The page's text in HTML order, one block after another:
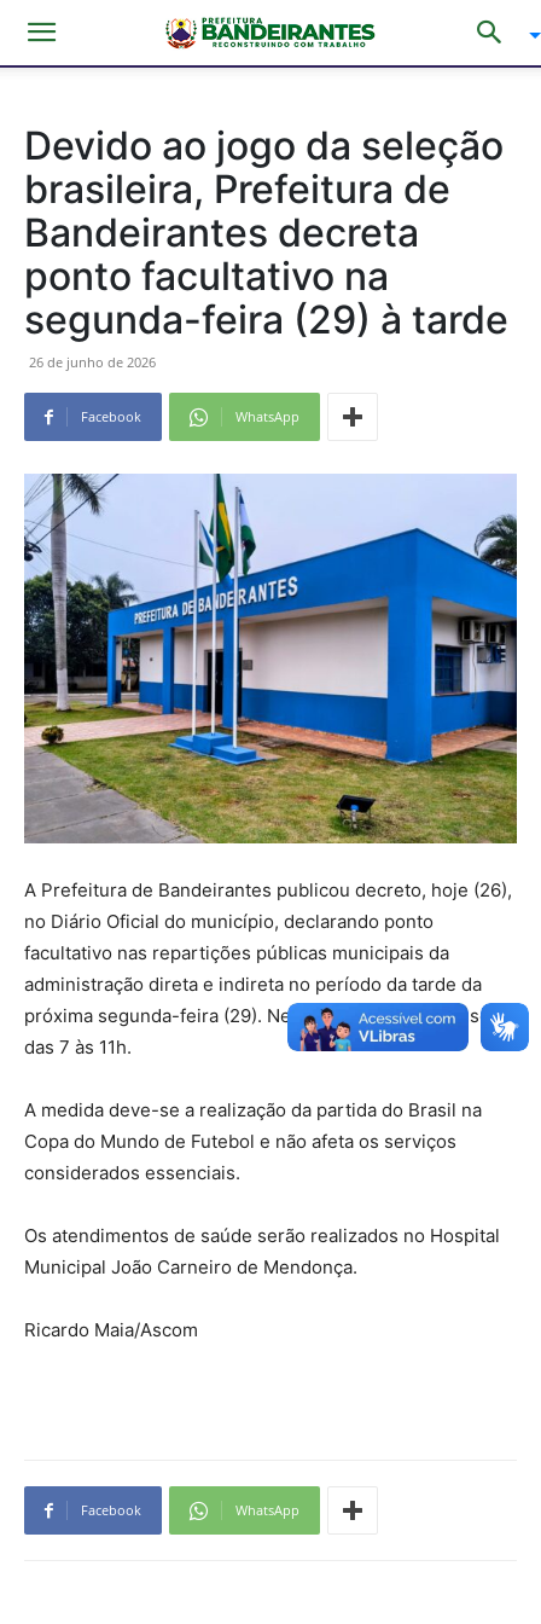
Devido ao jogo da seleção
brasileira, Prefeitura de
Bandeirantes decreta
ponto facultativo na
segunda-feira (29) à tarde
26 de junho de 2026
Facebook WhatsApp
A Prefeitura de Bandeirantes publicou decreto, hoje (26),
no Diário Oficial do município, declarando ponto
facultativo nas repartições públicas municipais da
administração direta e indireta no período da tarde da
próxima segunda-feira (29). Neste dia o expediente será
das 7 às 11h.
A medida deve-se a realização da partida do Brasil na
Copa do Mundo de Futebol e não afeta os serviços
considerados essenciais.
Os atendimentos de saúde serão realizados no Hospital
Municipal João Carneiro de Mendonça.
Ricardo Maia/Ascom
Facebook WhatsApp